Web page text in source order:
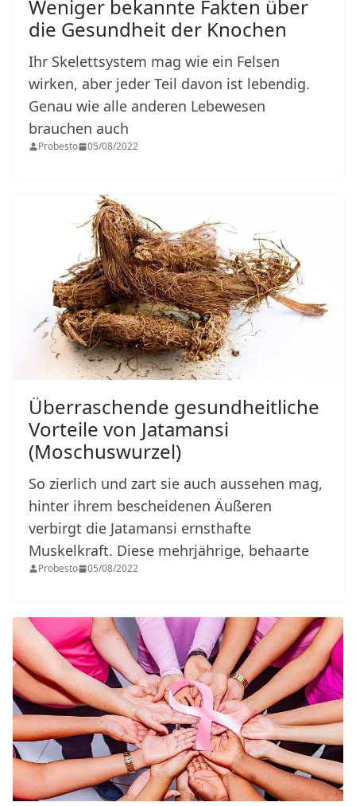
Weniger bekannte Fakten über
die Gesundheit der Knochen
Ihr Skelettsystem mag wie ein Felsen
wirken, aber jeder Teil davon ist lebendig.
Genau wie alle anderen Lebewesen
brauchen auch
Probesto 05/08/2022
Überraschende gesundheitliche
Vorteile von Jatamansi
(Moschuswurzel)
So zierlich und zart sie auch aussehen mag,
hinter ihrem bescheidenen Äußeren
verbirgt die Jatamansi ernsthafte
Muskelkraft. Diese mehrjährige, behaarte
Probesto 05/08/2022